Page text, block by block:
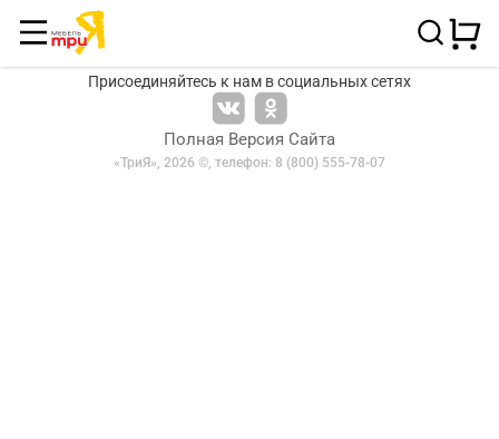
Присоединяйтесь к нам в социальных сетях
Полная Версия Сайта
«ТриЯ», 2026 ©, телефон: 8 (800) 555-78-07